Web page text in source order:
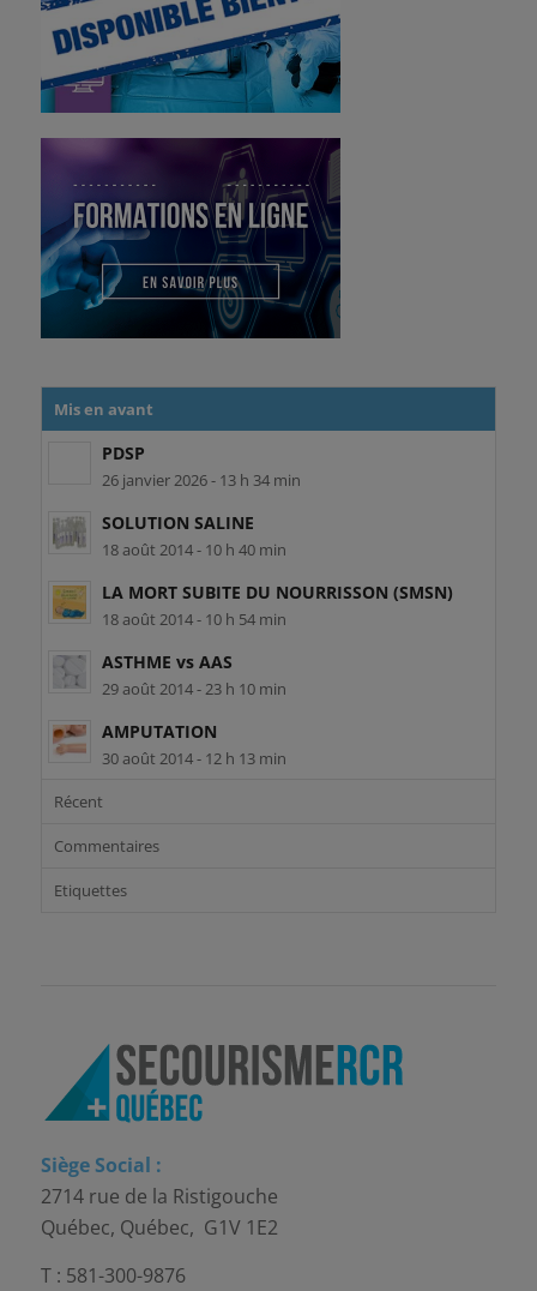
Mis en avant
PDSP
26 janvier 2026 - 13 h 34 min
SOLUTION SALINE
18 août 2014 - 10 h 40 min
LA MORT SUBITE DU NOURRISSON (SMSN)
18 août 2014 - 10 h 54 min
ASTHME vs AAS
29 août 2014 - 23 h 10 min
AMPUTATION
30 août 2014 - 12 h 13 min
Récent
Commentaires
Etiquettes
Siège Social :
2714 rue de la Ristigouche
Québec, Québec, G1V 1E2
T : 581-300-9876